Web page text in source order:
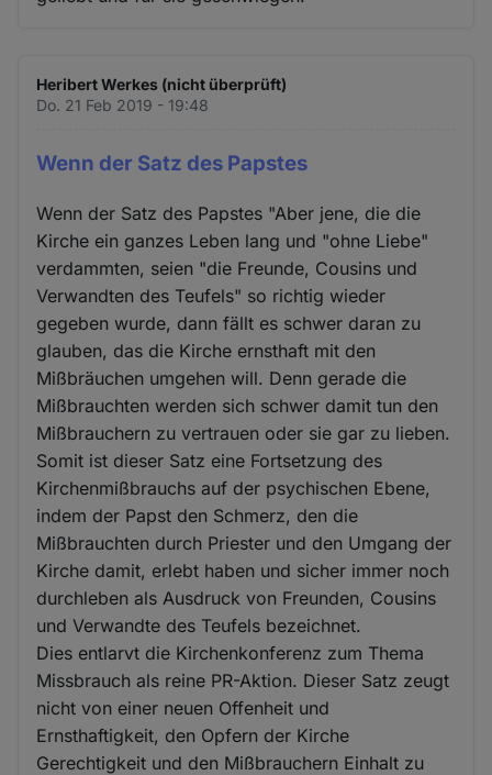
Heribert Werkes (nicht überprüft)
Do. 21 Feb 2019 - 19:48
Wenn der Satz des Papstes
Wenn der Satz des Papstes "Aber jene, die die
Kirche ein ganzes Leben lang und "ohne Liebe"
verdammten, seien "die Freunde, Cousins und
Verwandten des Teufels" so richtig wieder
gegeben wurde, dann fällt es schwer daran zu
glauben, das die Kirche ernsthaft mit den
Mißbräuchen umgehen will. Denn gerade die
Mißbrauchten werden sich schwer damit tun den
Mißbrauchern zu vertrauen oder sie gar zu lieben.
Somit ist dieser Satz eine Fortsetzung des
Kirchenmißbrauchs auf der psychischen Ebene,
indem der Papst den Schmerz, den die
Mißbrauchten durch Priester und den Umgang der
Kirche damit, erlebt haben und sicher immer noch
durchleben als Ausdruck von Freunden, Cousins
und Verwandte des Teufels bezeichnet.
Dies entlarvt die Kirchenkonferenz zum Thema
Missbrauch als reine PR-Aktion. Dieser Satz zeugt
nicht von einer neuen Offenheit und
Ernsthaftigkeit, den Opfern der Kirche
Gerechtigkeit und den Mißbrauchern Einhalt zu